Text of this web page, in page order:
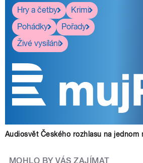
Hry a četby
Krimi
Pohádky
Pořady
Živé vysílání
Audiosvět Českého rozhlasu na jednom
MOHLO BY VÁS ZAJÍMAT